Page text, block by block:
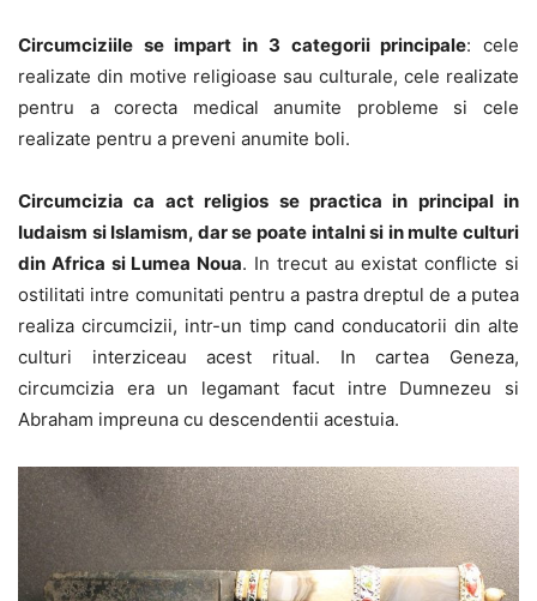
Circumciziile se impart in 3 categorii principale: cele
realizate din motive religioase sau culturale, cele realizate
pentru a corecta medical anumite probleme si cele
realizate pentru a preveni anumite boli.
Circumcizia ca act religios se practica in principal in
Iudaism si Islamism, dar se poate intalni si in multe culturi
din Africa si Lumea Noua. In trecut au existat conflicte si
ostilitati intre comunitati pentru a pastra dreptul de a putea
realiza circumcizii, intr-un timp cand conducatorii din alte
culturi interziceau acest ritual. In cartea Geneza,
circumcizia era un legamant facut intre Dumnezeu si
Abraham impreuna cu descendentii acestuia.